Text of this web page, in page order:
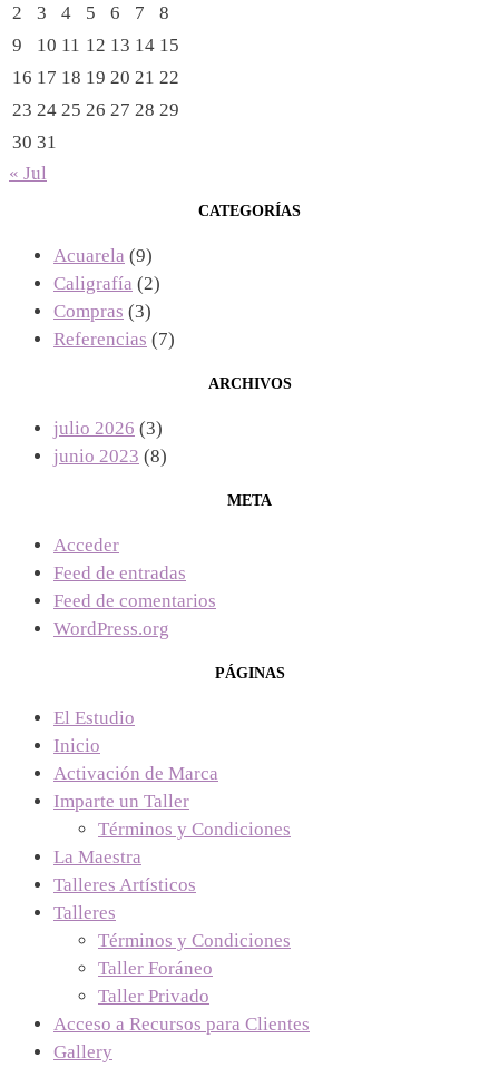
2
3 4 5 6 7
8
9
10 11 12 13 14 15
16 17 18 19 20 21 22
23 24 25 26 27 28 29
30 31
« Jul
CATEGORÍAS
Acuarela (9)
Caligrafía (2)
Compras (3)
Referencias (7)
ARCHIVOS
julio 2026 (3)
junio 2023 (8)
META
Acceder
Feed de entradas
Feed de comentarios
WordPress.org
PÁGINAS
El Estudio
Inicio
Activación de Marca
Imparte un Taller
Términos y Condiciones
La Maestra
Talleres Artísticos
Talleres
Términos y Condiciones
Taller Foráneo
Taller Privado
Acceso a Recursos para Clientes
Gallery